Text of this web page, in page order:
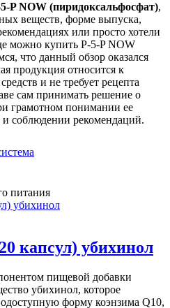
P NOW (пиридоксальфосфат),
веществ, форме выпуска,
или просто хотели
можно купить P-5-P NOW
что данный обзор оказался
продукция относится к
и не требует рецепта
сам принимать решение о
грамотном понимании ее
соблюдении рекомендаций.
питания
капсул) убихинол
пищевой добавки
убихинол, которое
форму коэнзима Q10,